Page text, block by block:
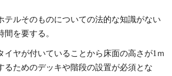
ルそのものについての法的な知識がない
を要する。
ヤが付いていることから床面の高さが1ｍ
るためのデッキや階段の設置が必須とな